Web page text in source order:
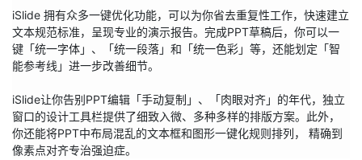
iSlide 拥有众多一键优化功能，可以为你省去重复性工作，快速建立
文本规范标准，呈现专业的演示报告。完成PPT草稿后，你可以一
键「统一字体」、「统一段落」和「统一色彩」等，还能划定「智
能参考线」进一步改善细节。
iSlide让你告别PPT编辑「手动复制」、「肉眼对齐」的年代，独立
窗口的设计工具栏提供了细致入微、多种多样的排版方案。此外，
你还能将PPT中布局混乱的文本框和图形一键化规则排列， 精确到
像素点对齐专治强迫症。